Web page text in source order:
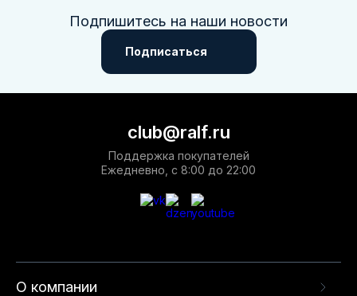
Подпишитесь на наши новости
Подписаться
О компании
club@ralf.ru
Поддержка покупателей
Ежедневно, с 8:00 до 22:00